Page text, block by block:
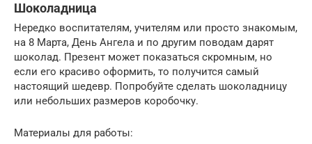
Шоколадница
Нередко воспитателям, учителям или просто знакомым,
на 8 Марта, День Ангела и по другим поводам дарят
шоколад. Презент может показаться скромным, но
если его красиво оформить, то получится самый
настоящий шедевр. Попробуйте сделать шоколадницу
или небольших размеров коробочку.
Материалы для работы: